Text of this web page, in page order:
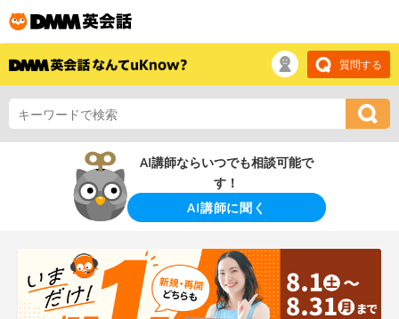
質問する
AI講師ならいつでも相談可能で
す！
AI講師に聞く